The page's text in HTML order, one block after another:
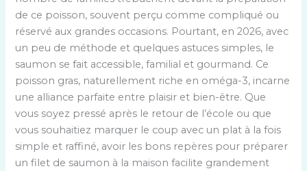
de ce poisson, souvent perçu comme compliqué ou
réservé aux grandes occasions. Pourtant, en 2026, avec
un peu de méthode et quelques astuces simples, le
saumon se fait accessible, familial et gourmand. Ce
poisson gras, naturellement riche en oméga-3, incarne
une alliance parfaite entre plaisir et bien-être. Que
vous soyez pressé après le retour de l’école ou que
vous souhaitiez marquer le coup avec un plat à la fois
simple et raffiné, avoir les bons repères pour préparer
un filet de saumon à la maison facilite grandement